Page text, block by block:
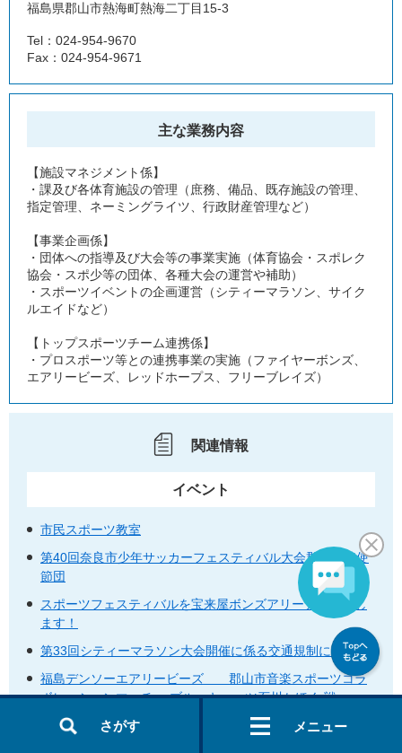
さがす メニュー
福島県郡山市熱海町熱海二丁目15-3
Tel：024-954-9670
Fax：024-954-9671
主な業務内容
【施設マネジメント係】
・課及び各体育施設の管理（庶務、備品、既存施設の管理、
指定管理、ネーミングライツ、行政財産管理など）
【事業企画係】
・団体への指導及び大会等の事業実施（体育協会・スポレク
協会・スポ少等の団体、各種大会の運営や補助）
・スポーツイベントの企画運営（シティーマラソン、サイク
ルエイドなど）
【トップスポーツチーム連携係】
・プロスポーツ等との連携事業の実施（ファイヤーボンズ、
エアリービーズ、レッドホープス、フリーブレイズ）
関連情報
イベント
市民スポーツ教室
第40回奈良市少年サッカーフェスティバル大会郡山親善使
節団
スポーツフェスティバルを宝来屋ボンズアリーナで開催し
ます！
第33回シティーマラソン大会開催に係る交通規制について
福島デンソーエアリービーズ 郡山市音楽スポーツコラ
ボレーションマッチ ブルーキャッツ石川かほく 戦